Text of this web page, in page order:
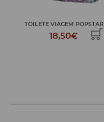
TOILETE VIAGEM POPSTAR
18,50€